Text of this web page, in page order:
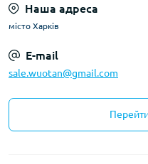
Наша адреса
місто Харків
E-mail
sale.wuotan@gmail.com